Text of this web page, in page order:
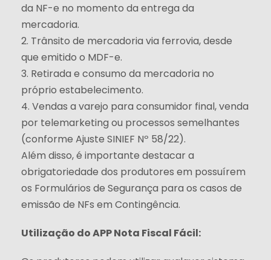
da NF-e no momento da entrega da
mercadoria.
2. Trânsito de mercadoria via ferrovia, desde
que emitido o MDF-e.
3. Retirada e consumo da mercadoria no
próprio estabelecimento.
4. Vendas a varejo para consumidor final, venda
por telemarketing ou processos semelhantes
(conforme Ajuste SINIEF Nº 58/22).
Além disso, é importante destacar a
obrigatoriedade dos produtores em possuírem
os Formulários de Segurança para os casos de
emissão de NFs em Contingência.
Utilização do APP Nota Fiscal Fácil: